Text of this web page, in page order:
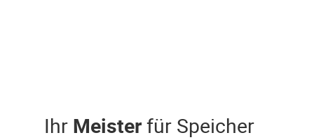
Ihr Meisterfür Speicher